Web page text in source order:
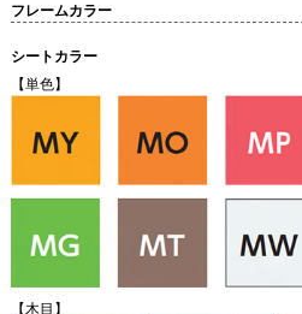
フレームカラー
シートカラー
【単色】
【木目】